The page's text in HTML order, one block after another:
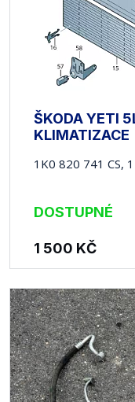
ŠKODA YETI
KLIMATIZACE
1K0 820 741 CS,
DOSTUPNÉ
1 500 KČ